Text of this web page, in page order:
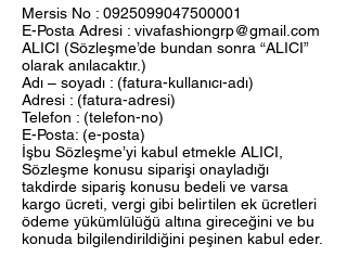
Mersis No : 0925099047500001
E-Posta Adresi : vivafashiongrp@gmail.com
ALICI (Sözleşme’de bundan sonra “ALICI”
olarak anılacaktır.)
Adı – soyadı : (fatura-kullanıcı-adı)
Adresi : (fatura-adresi)
Telefon : (telefon-no)
E-Posta: (e-posta)
İşbu Sözleşme’yi kabul etmekle ALICI,
Sözleşme konusu siparişi onayladığı
takdirde sipariş konusu bedeli ve varsa
kargo ücreti, vergi gibi belirtilen ek ücretleri
ödeme yükümlülüğü altına gireceğini ve bu
konuda bilgilendirildiğini peşinen kabul eder.